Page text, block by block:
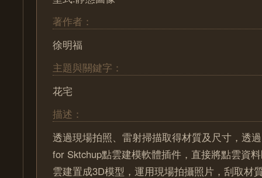
著作者：
徐明福
主題與關鍵字：
花宅
描述：
透過現場拍照、雷射掃描取得材質及尺寸，透
for Sktchup點雲建模軟體插件，直接將點雲資
雲建置成3D模型，運用現場拍攝照片，刮取材